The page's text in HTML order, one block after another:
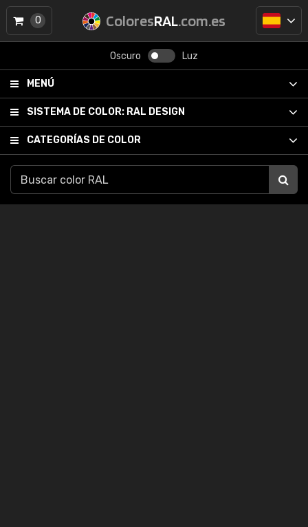
ColoresRAL.com.es
Oscuro Luz
MENÚ
SISTEMA DE COLOR: RAL DESIGN
CATEGORÍAS DE COLOR
0